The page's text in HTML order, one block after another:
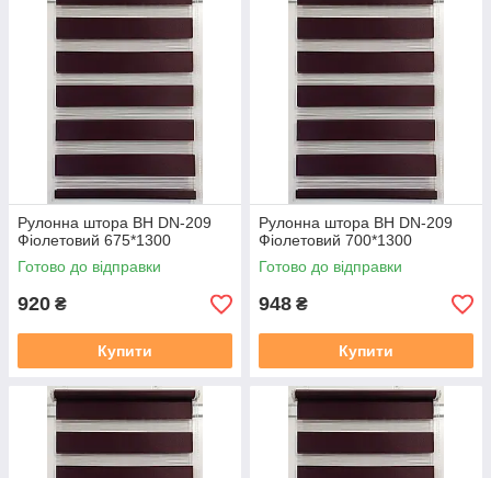
Рулонна штора ВН DN-209
Фіолетовий 675*1300
Готово до відправки
920 ₴
Купити
Рулонна штора ВН DN-209
Фіолетовий 700*1300
Готово до відправки
948 ₴
Купити